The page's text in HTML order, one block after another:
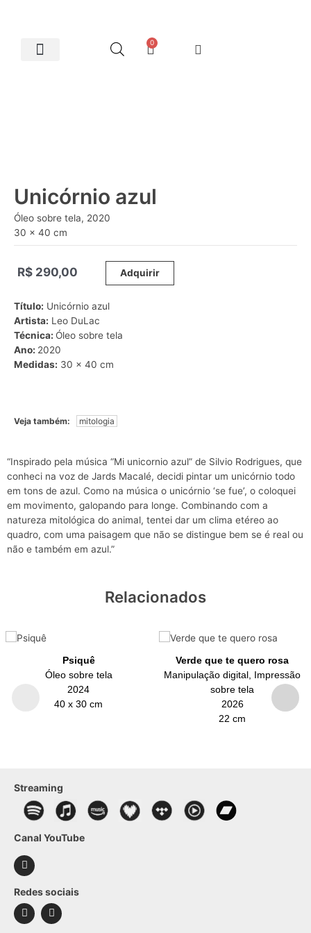
0
Unicórnio azul
Óleo sobre tela, 2020
30 x 40 cm
R$ 290,00 Adquirir
Título: Unicórnio azul
Artista: Leo DuLac
Técnica: Óleo sobre tela
Ano: 2020
Medidas: 30 x 40 cm
Veja também: mitologia
“Inspirado pela música “Mi unicornio azul” de Silvio Rodrigues, que
conheci na voz de Jards Macalé, decidi pintar um unicórnio todo
em tons de azul. Como na música o unicórnio ‘se fue’, o coloquei
em movimento, galopando para longe. Combinando com a
natureza mitológica do animal, tentei dar um clima etéreo ao
quadro, com uma paisagem que não se distingue bem se é real ou
não e também em azul.”
Relacionados
Psiquê
Óleo sobre tela
2024
40 x 30 cm
Verde que te quero rosa
Manipulação digital, Impressão
sobre tela
2026
22 cm
Streaming
Canal YouTube
Redes sociais